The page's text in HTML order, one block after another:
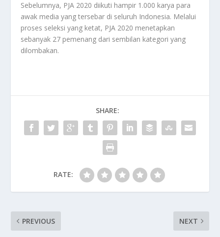
Sebelumnya, PJA 2020 diikuti hampir 1.000 karya para
awak media yang tersebar di seluruh Indonesia. Melalui
proses seleksi yang ketat, PJA 2020 menetapkan
sebanyak 27 pemenang dari sembilan kategori yang
dilombakan.
SHARE:
RATE:
PREVIOUS NEXT